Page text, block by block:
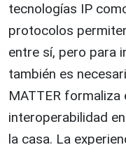
tecnologías IP
protocolos
entre sí, pero para
también es
MATTER formaliza
interoperabilidad
la casa. La